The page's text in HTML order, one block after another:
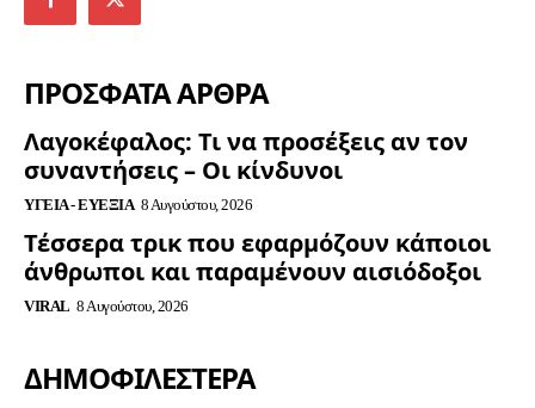
ΠΡΟΣΦΑΤΑ ΑΡΘΡΑ
Λαγοκέφαλος: Τι να προσέξεις αν τον
συναντήσεις – Οι κίνδυνοι
ΥΓΕΊΑ - ΕΥΕΞΊΑ 8 Αυγούστου, 2026
Τέσσερα τρικ που εφαρμόζουν κάποιοι
άνθρωποι και παραμένουν αισιόδοξοι
VIRAL 8 Αυγούστου, 2026
ΔΗΜΟΦΙΛΈΣΤΕΡΑ